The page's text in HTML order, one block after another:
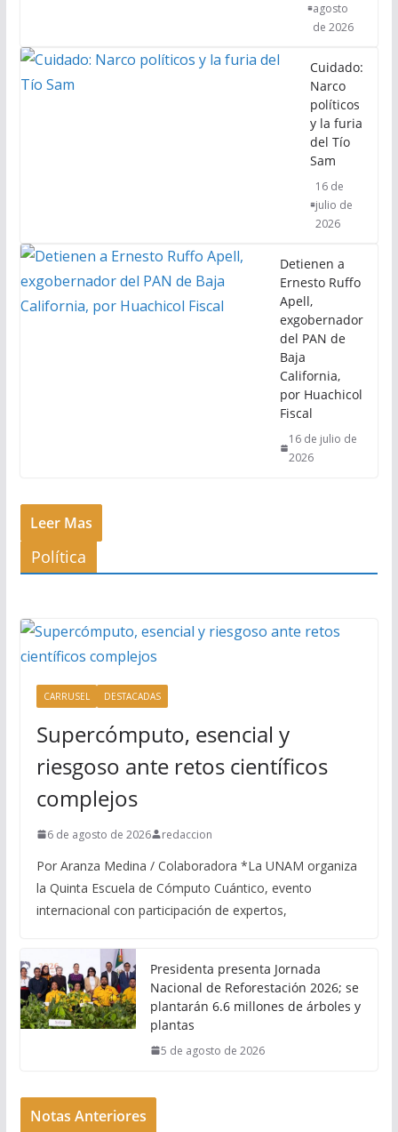
agosto
de 2026
Cuidado:
Narco
políticos
y la furia
del Tío
Sam
16 de
julio de
2026
Detienen a
Ernesto Ruffo
Apell,
exgobernador
del PAN de
Baja
California,
por Huachicol
Fiscal
16 de julio de
2026
Leer Mas
Política
CARRUSEL DESTACADAS
Supercómputo, esencial y
riesgoso ante retos científicos
complejos
6 de agosto de 2026 redaccion
Por Aranza Medina / Colaboradora *La UNAM organiza
la Quinta Escuela de Cómputo Cuántico, evento
internacional con participación de expertos,
Presidenta presenta Jornada
Nacional de Reforestación 2026; se
plantarán 6.6 millones de árboles y
plantas
5 de agosto de 2026
Notas Anteriores